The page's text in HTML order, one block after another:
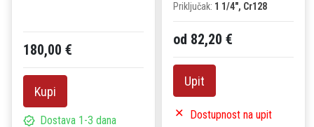
180,00 €
Kupi
Dostava 1-3 dana
Priključak: 1 1/4", Cr128
od 82,20 €
Upit
Dostupnost na upit